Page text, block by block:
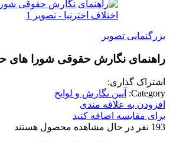
بود.
است.
بزرگنمایی تصویر
راهنمای نگارش حقوقی شورا های
اشتراک گذاری:
Category:
آیین نگارش و لوایح
افزودن به علاقه مندی
برای مقایسه اضافه کنید
193 نفر در حال مشاهده محصول هستند